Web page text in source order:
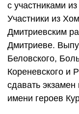
с участниками
Участники из
Дмитриевским
Дмитриеве.
Беловского,
Кореневского и
сдавать
имени героев